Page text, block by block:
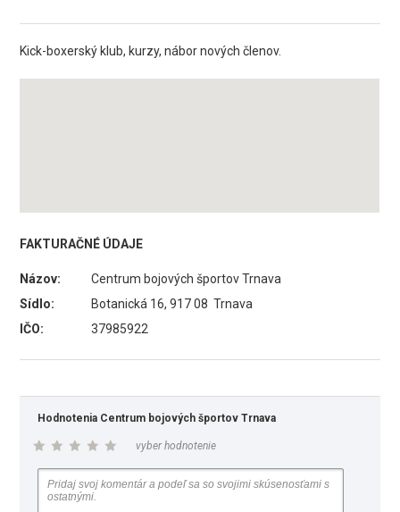
Kick-boxerský klub, kurzy, nábor nových členov.
FAKTURAČNÉ ÚDAJE
Názov:
Centrum bojových športov Trnava
Sídlo:
Botanická 16, 917 08 Trnava
IČO:
37985922
Hodnotenia Centrum bojových športov Trnava
vyber hodnotenie